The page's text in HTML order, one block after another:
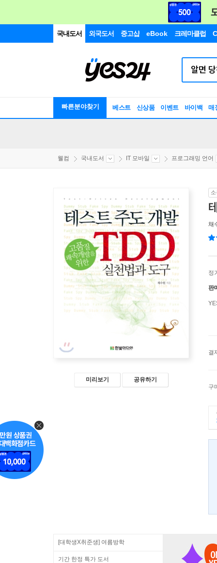
국내도서 외국도서 중고샵 eBook 크레마클럽
빠른분야찾기 베스트 신상품 이벤트 바이백 매
웰컴 국내도서 IT 모바일 프로그래밍 언어
미리보기 공유하기
채
정
판
결
구
[대학생X취준생] 여름방학
기간 한정 특가 도서